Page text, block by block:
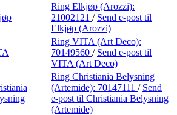
Ring Elkjøp (Arozzi):
21002121 / Send e-post til
Elkjøp (Arozzi)
Ring VITA (Art Deco):
70149560 / Send e-post til
VITA (Art Deco)
Ring Christiania Belysning
(Artemide): 70147111 / Send
e-post til Christiania Belysning
(Artemide)